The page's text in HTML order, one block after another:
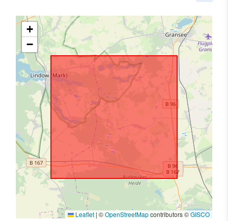
+
−
Leaflet | ©OpenStreetMapcontributors ©GISCO